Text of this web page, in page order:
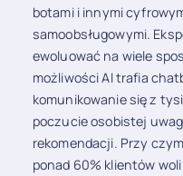
botami i innymi
samoobsługowymi.
ewoluować na wiele
możliwości AI trafia
komunikowanie się z
poczucie osobistej
rekomendacji. Przy
ponad 60% klientów